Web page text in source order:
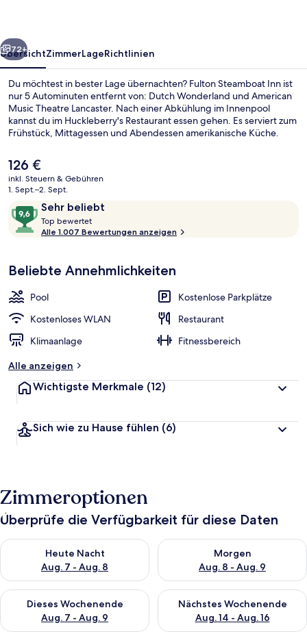
Weiter
72+
ÜbersichtZimmerLageRichtlinien
Du möchtest in bester Lage übernachten? Fulton Steamboat Inn ist
nur 5 Autominuten entfernt von: Dutch Wonderland und American
Music Theatre Lancaster. Nach einer Abkühlung im Innenpool
kannst du im Huckleberry's Restaurant essen gehen. Es serviert zum
Frühstück, Mittagessen und Abendessen amerikanische Küche.
sehr gut.
Der
aktuelle
Preis
126 €.
126 €
inkl. Steuern & Gebühren
1. Sept.–2. Sept.
Bewertungen
Sehr beliebt
9,6
von
10,
beliebt
Top bewertet
o
b
r
Alle 1.007 Bewertungen anzeigen
Beliebte Annehmlichkeiten
Pool
Kostenlose Parkplätze
Kostenloses WLAN
Restaurant
Klimaanlage
Fitnessbereich
Alle anzeigen
Wichtigste Merkmale (12)
Sich wie zu Hause fühlen (6)
Zimmeroptionen
Überprüfe die Verfügbarkeit für diese Daten
Heute Nacht
Aug. 7 - Aug. 8
Überprüfe die Verfügbarkeit für heute Nacht, Aug. 7 - Aug. 8.
Morgen
Aug. 8 - Aug. 9
Überprüfe die Verfügbarkeit
Dieses Wochenende
Aug. 7 - Aug. 9
Überprüfe die Verfügbarkeit für dieses Wochenende, Aug. 7
Nächstes Wochenende
Aug. 14 - Aug. 16
Überprüfe die Verfügbarkeit